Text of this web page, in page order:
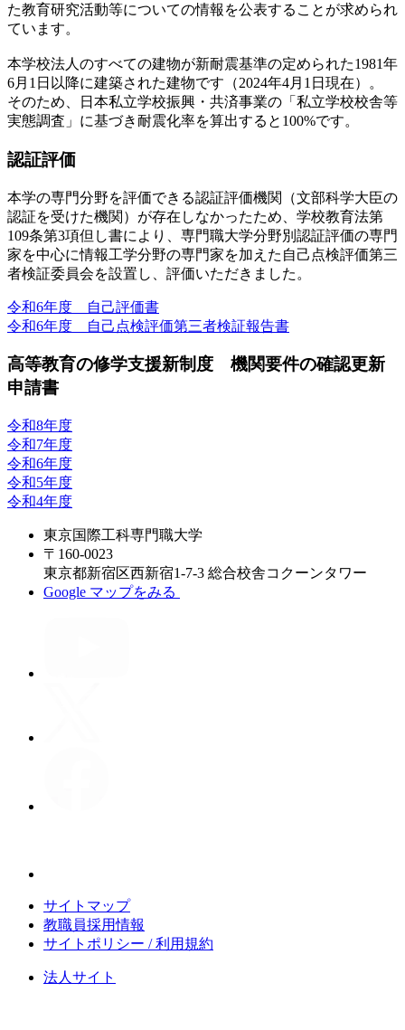
た教育研究活動等についての情報を公表することが求められ
ています。
本学校法人のすべての建物が新耐震基準の定められた1981年
6月1日以降に建築された建物です（2024年4月1日現在）。
そのため、日本私立学校振興・共済事業の「私立学校校舎等
実態調査」に基づき耐震化率を算出すると100%です。
認証評価
本学の専門分野を評価できる認証評価機関（文部科学大臣の
認証を受けた機関）が存在しなかったため、学校教育法第
109条第3項但し書により、専門職大学分野別認証評価の専門
家を中心に情報工学分野の専門家を加えた自己点検評価第三
者検証委員会を設置し、評価いただきました。
令和6年度 自己評価書
令和6年度 自己点検評価第三者検証報告書
高等教育の修学支援新制度 機関要件の確認更新
申請書
令和8年度
令和7年度
令和6年度
令和5年度
令和4年度
東京国際工科専門職大学
〒160-0023
東京都新宿区西新宿1-7-3 総合校舎コクーンタワー
Google マップをみる
サイトマップ
教職員採用情報
サイトポリシー / 利用規約
法人サイト